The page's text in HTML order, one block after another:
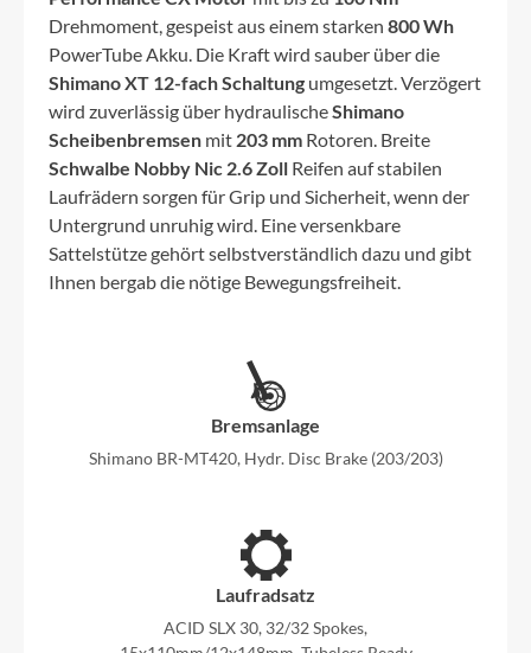
Drehmoment, gespeist aus einem starken 800 Wh
PowerTube Akku. Die Kraft wird sauber über die
Shimano XT 12-fach Schaltung umgesetzt. Verzögert
wird zuverlässig über hydraulischeShimano
Scheibenbremsen mit 203 mm Rotoren. Breite
Schwalbe Nobby Nic 2.6 Zoll Reifen auf stabilen
Laufrädern sorgen für Grip und Sicherheit, wenn der
Untergrund unruhig wird. Eine versenkbare
Sattelstütze gehört selbstverständlich dazu und gibt
Ihnen bergab die nötige Bewegungsfreiheit.
Bremsanlage
Shimano BR-MT420, Hydr. Disc Brake (203/203)
Laufradsatz
ACID SLX 30, 32/32 Spokes,